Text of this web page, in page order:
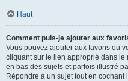
Haut
Comment puis-je ajouter aux
Vous pouvez ajouter aux favoris ou
cliquant sur le lien approprié dans le
en bas des sujets et parfois illustré
Répondre à un sujet tout en